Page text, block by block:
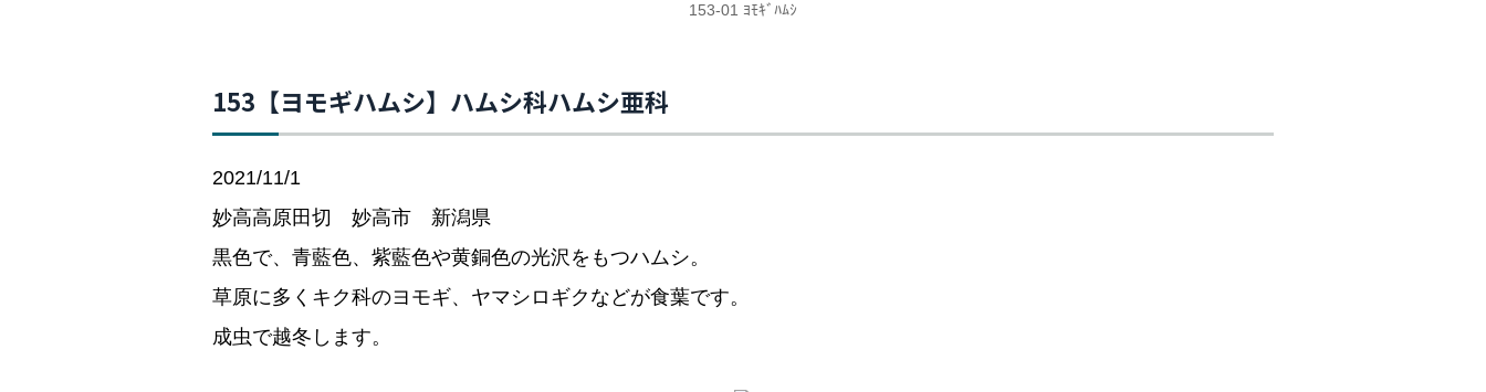
153-01 ﾖﾓｷﾞﾊﾑｼ
153【ヨモギハムシ】ハムシ科ハムシ亜科
2021/11/1
妙高高原田切 妙高市 新潟県
黒色で、青藍色、紫藍色や黄銅色の光沢をもつハムシ。
草原に多くキク科のヨモギ、ヤマシロギクなどが食葉です。
成虫で越冬します。